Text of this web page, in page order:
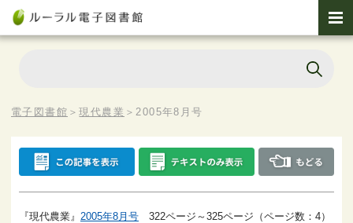
電子図書館 ＞現代農業 ＞2005年8月号
『現代農業』 2005年8月号 322ページ～325ページ（ページ数：4）